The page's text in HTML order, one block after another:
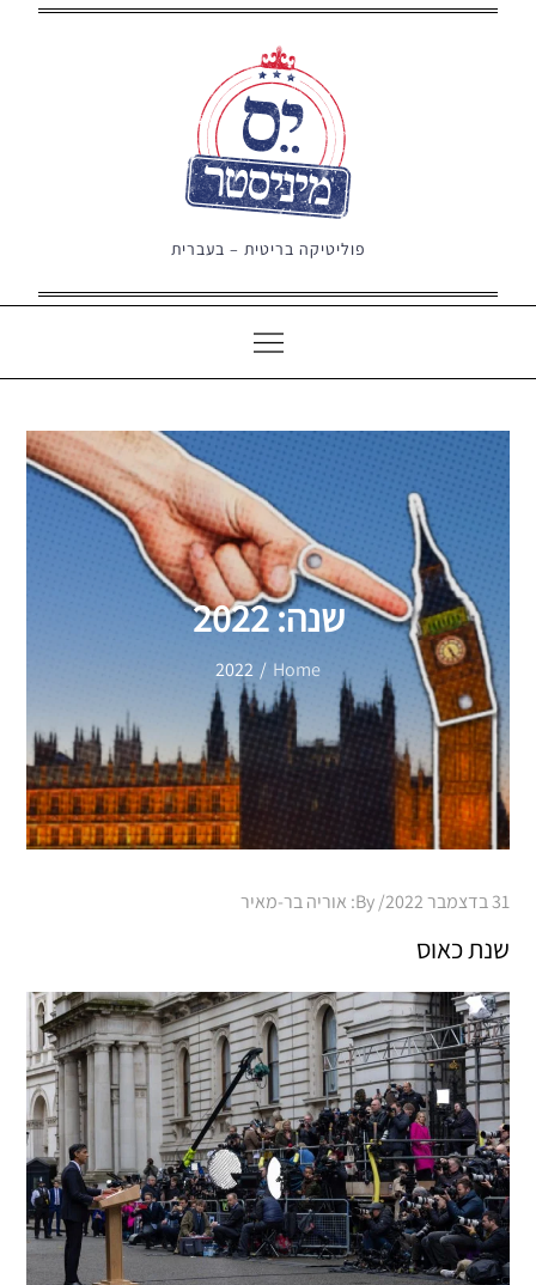
פוליטיקה בריטית – בעברית
שנה:2022
Home
2022
Posted
31 בדצמבר 2022 By: אוריה בר-מאיר
שנת כאוס